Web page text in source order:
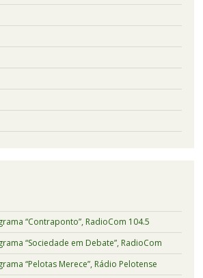
“Contraponto”, RadioCom 104.5
“Sociedade em Debate”, RadioCom
“Pelotas Merece”, Rádio Pelotense